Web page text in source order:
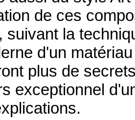
de ces
suivant la
d'un
plus de
exceptionnel